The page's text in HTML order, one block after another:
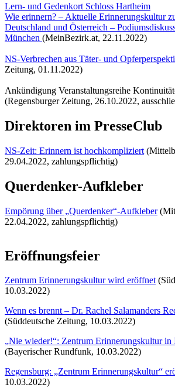
Lern- und Gedenkort Schloss Hartheim
Wie erinnern? – Aktuelle Erinnerungskultur
Deutschland und Österreich –
München (MeinBezirk.at, 22.11.2022)
NS-Verbrechen aus Täter- und
Zeitung, 01.11.2022)
Ankündigung Veranstaltungsreihe
(Regensburger Zeitung, 26.10.2022,
Direktoren im PresseClub
NS-Zeit: Erinnern ist hochkompliziert
29.04.2022, zahlungspflichtig)
Querdenker-Aufkleber
Empörung über „Querdenker“-Aufkleber
22.04.2022, zahlungspflichtig)
Eröffnungsfeier
Zentrum Erinnerungskultur wird eröffnet
10.03.2022)
Wenn es brennt – Dr. Rachel Salamanders
(Süddeutsche Zeitung, 10.03.2022)
„Nie wieder!“: Zentrum Erinnerungskultur in
(Bayerischer Rundfunk, 10.03.2022)
Regensburg: „Zentrum Erinnerungskultur“
10.03.2022)